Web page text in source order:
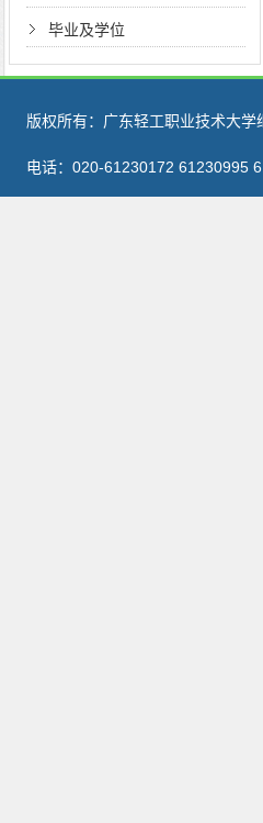
毕业及学位
版权所有：广东轻工职业技术大
电话：020-61230172 61230995